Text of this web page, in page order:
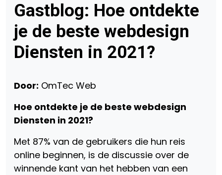
Gastblog: Hoe ontdekte
je de beste webdesign
Diensten in 2021?
Door: OmTec Web
Hoe ontdekte je de beste webdesign
Diensten in 2021?
Met 87% van de gebruikers die hun reis
online beginnen, is de discussie over de
winnende kant van het hebben van een